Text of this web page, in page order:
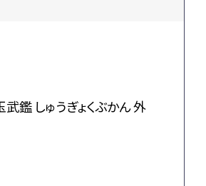
武鑑 しゅうぎょくぶかん 外